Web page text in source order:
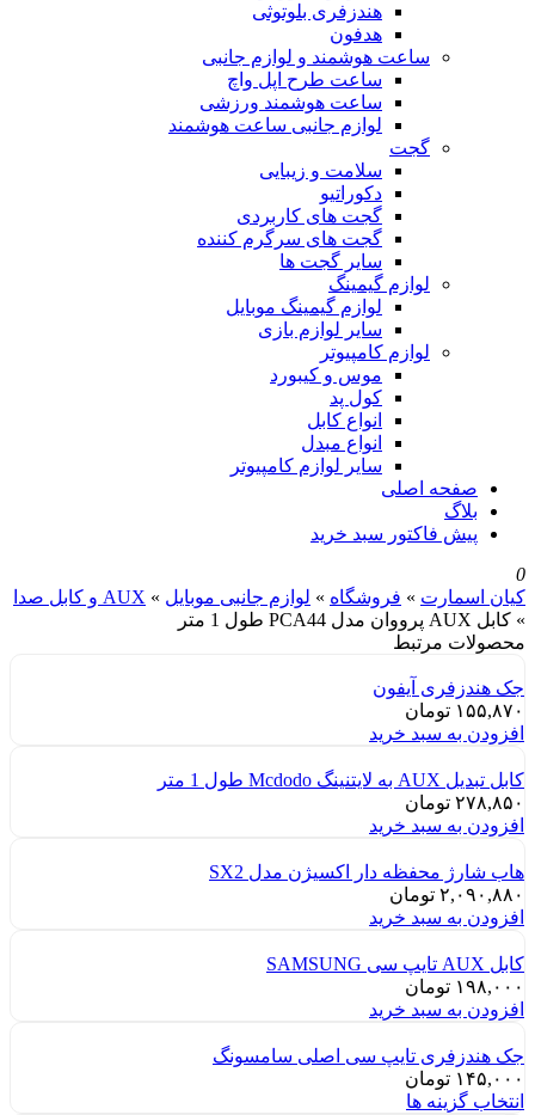
هندزفری بلوتوثی
هدفون
ساعت هوشمند و لوازم جانبی
ساعت طرح اپل واچ
ساعت هوشمند ورزشی
لوازم جانبی ساعت هوشمند
گجت
سلامت و زیبایی
دکوراتیو
گجت های کاربردی
گجت های سرگرم کننده
سایر گجت ها
لوازم گیمینگ
لوازم گیمینگ موبایل
سایر لوازم بازی
لوازم کامپیوتر
موس و کیبورد
کول پد
انواع کابل
انواع مبدل
سایر لوازم کامپیوتر
صفحه اصلی
بلاگ
پیش فاکتور سبد خرید
0
کیان اسمارت » فروشگاه » لوازم جانبی موبایل » AUX و کابل صدا
» کابل AUX پرووان مدل PCA44 طول 1 متر
محصولات مرتبط
جک هندزفری آیفون
۱۵۵,۸۷۰ تومان
افزودن به سبد خرید
کابل تبدیل AUX به لایتنینگ Mcdodo طول 1 متر
۲۷۸,۸۵۰ تومان
افزودن به سبد خرید
هاب شارژ محفظه دار اکسیژن مدل SX2
۲,۰۹۰,۸۸۰ تومان
افزودن به سبد خرید
کابل AUX تایپ سی SAMSUNG
۱۹۸,۰۰۰ تومان
افزودن به سبد خرید
جک هندزفری تایپ سی اصلی سامسونگ
۱۴۵,۰۰۰ تومان
انتخاب گزینه ها